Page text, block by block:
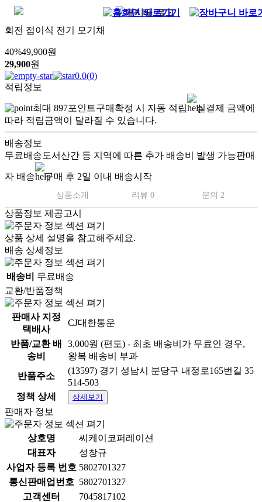
회전 접이식 전기 모기채
40%49,900원
29,900원
0.0(0)
적립정보
최대 897포인트구매확정 시 자동 적립
실결제 금액에
따라 적립금액이 달라질 수 있습니다.
배송정보
무료배송도서산간 등 지역에 따른 추가 배송비 발생 가능판매
자 배송 구매 후 2일 이내 배송시작
상품소개 리뷰 0 문의 2
상품정보 제공고시
상품 상세 설명을 참고해주세요.
배송 상세정보
배송비
무료배송
교환/반품정책
판매사 지정
택배사
CJ대한통운
반품/교환 배
송비
3,000원 (편도) - 최초 배송비가 무료인 경우,
왕복 배송비 부과
반품주소
(13597) 경기 성남시 분당구 내정로165번길 35
514-503
정책 상세
상세보기
판매자 정보
상호명
씨케이코퍼레이션
대표자
성창규
사업자 등록 번호 5802701327
통신판매업번호 5802701327
고객센터
7045817102